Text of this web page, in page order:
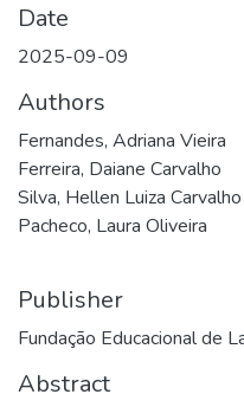
Date
2025-09-09
Authors
Fernandes, Adriana Vieira
Ferreira, Daiane Carvalho
Silva, Hellen Luiza Carvalho
Pacheco, Laura Oliveira
Publisher
Fundação Educacional de
Abstract